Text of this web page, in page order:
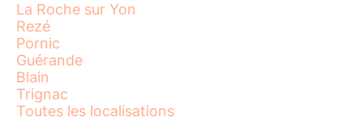
La Roche sur Yon
Rezé
Pornic
Guérande
Blain
Trignac
Toutes les localisations